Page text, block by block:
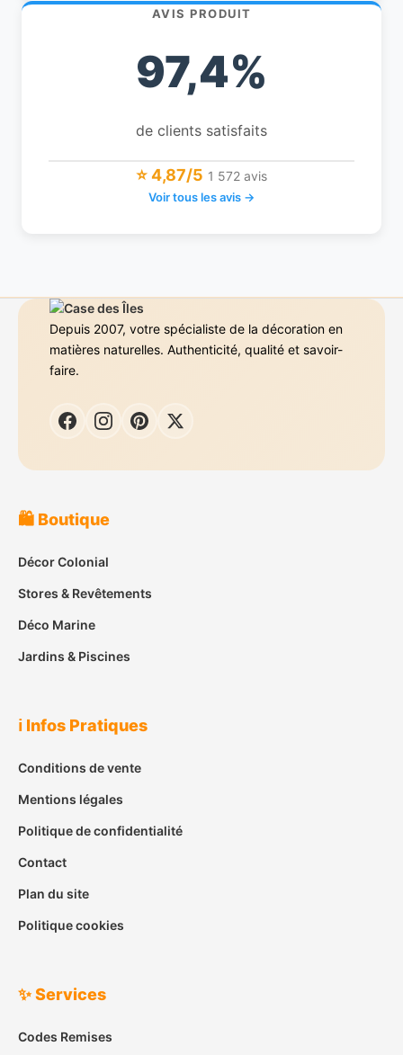
AVIS PRODUIT
97,4%
de clients satisfaits
⭐ 4,87/5 1 572 avis
Voir tous les avis →
Depuis 2007, votre spécialiste de la décoration en
matières naturelles. Authenticité, qualité et savoir-
faire.
🛍️ Boutique
Décor Colonial
Stores & Revêtements
Déco Marine
Jardins & Piscines
ℹ️ Infos Pratiques
Conditions de vente
Mentions légales
Politique de confidentialité
Contact
Plan du site
Politique cookies
✨ Services
Codes Remises